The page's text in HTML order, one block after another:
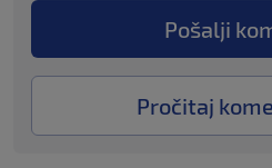
Pošalji
Pročitaj